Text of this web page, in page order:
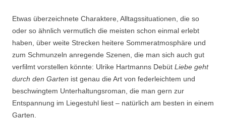
Etwas überzeichnete Charaktere, Alltagssituationen, die so
oder so ähnlich vermutlich die meisten schon einmal erlebt
haben, über weite Strecken heitere Sommeratmosphäre und
zum Schmunzeln anregende Szenen, die man sich auch gut
verfilmt vorstellen könnte: Ulrike Hartmanns Debüt Liebe geht
durch den Garten ist genau die Art von federleichtem und
beschwingtem Unterhaltungsroman, die man gern zur
Entspannung im Liegestuhl liest – natürlich am besten in einem
Garten.